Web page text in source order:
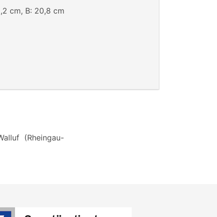
cm, B: 20,8 cm
(Rheingau-